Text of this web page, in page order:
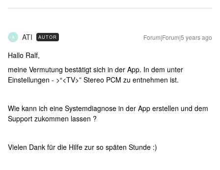
A ATI AUTOR Forum|Forum|5 years ago
Hallo Ralf,
meine Vermutung bestätigt sich in der App. In dem unter
Einstellungen - >“<TV>” Stereo PCM zu entnehmen ist.
Wie kann ich eine Systemdiagnose in der App erstellen und dem
Support zukommen lassen ?
Vielen Dank für die Hilfe zur so späten Stunde :)